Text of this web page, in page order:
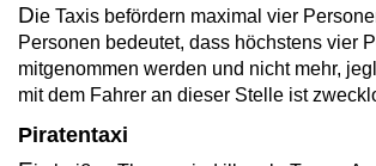
Die Taxis befördern maximal vier
Personen bedeutet, dass höchstens vier
mitgenommen werden und nicht mehr,
mit dem Fahrer an dieser Stelle ist
Piratentaxi